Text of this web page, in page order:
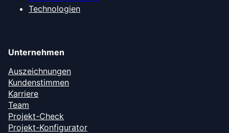
Technologien
Unternehmen
Auszeichnungen
Kundenstimmen
Karriere
Team
Projekt-Check
Projekt-Konfigurator